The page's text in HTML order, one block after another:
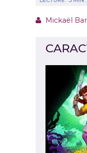
Mickaël